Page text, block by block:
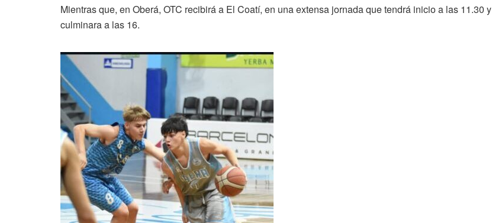
Mientras que, en Oberá, OTC recibirá a El Coatí, en una extensa jornada que tendrá inicio a las 11.30 y
culminara a las 16.